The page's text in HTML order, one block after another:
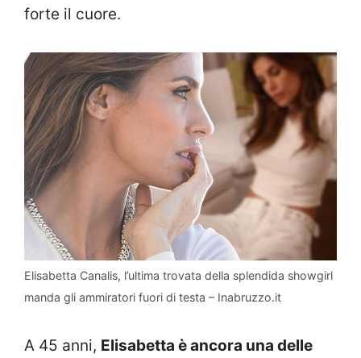
forte il cuore.
Elisabetta Canalis, l’ultima trovata della splendida showgirl
manda gli ammiratori fuori di testa – Inabruzzo.it
A 45 anni, Elisabetta è ancora una delle